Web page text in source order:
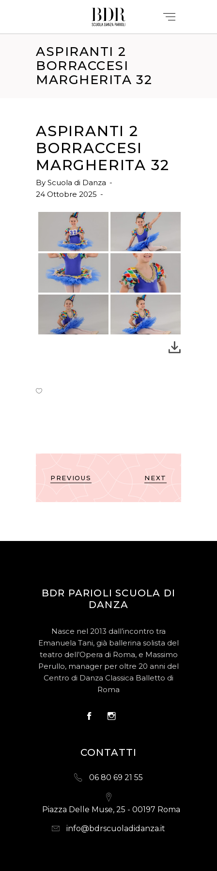
ASPIRANTI 2
BORRACCESI
MARGHERITA 32
ASPIRANTI 2
BORRACCESI
MARGHERITA 32
By Scuola di Danza
24 Ottobre 2025
PREVIOUS NEXT
BDR PARIOLI SCUOLA DI
DANZA
Nasce nel 2013 dall’incontro tra
Emanuela Tani, già ballerina solista del
teatro dell’Opera di Roma, e Massimo
Perullo, manager per oltre 20 anni del
Centro di Danza Classica Balletto di
Roma
CONTATTI
06 80 69 21 55
Piazza Delle Muse, 25 - 00197 Roma
info@bdrscuoladidanza.it